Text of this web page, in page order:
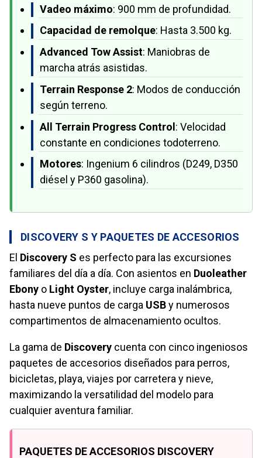
Vadeo máximo: 900 mm de profundidad.
Capacidad de remolque: Hasta 3.500 kg.
Advanced Tow Assist: Maniobras de
marcha atrás asistidas.
Terrain Response 2: Modos de conducción
según terreno.
All Terrain Progress Control: Velocidad
constante en condiciones todoterreno.
Motores: Ingenium 6 cilindros (D249, D350
diésel y P360 gasolina).
DISCOVERY S Y PAQUETES DE ACCESORIOS
El Discovery S es perfecto para las excursiones
familiares del día a día. Con asientos en Duoleather
Ebony o Light Oyster, incluye carga inalámbrica,
hasta nueve puntos de carga USBy numerosos
compartimentos de almacenamiento ocultos.
La gama de Discovery cuenta con cinco ingeniosos
paquetes de accesorios diseñados para perros,
bicicletas, playa, viajes por carretera y nieve,
maximizando la versatilidad del modelo para
cualquier aventura familiar.
PAQUETES DE ACCESORIOS DISCOVERY